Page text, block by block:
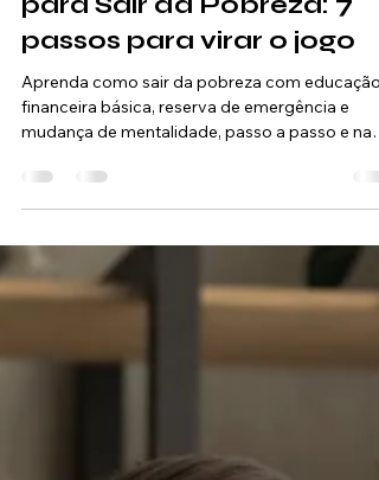
Mentalidade e
para Sair da Pobreza: 7
passos para virar o jogo
Aprenda como sair da pobreza com educação
mudança de mentalidade, passo a passo e na
prática.